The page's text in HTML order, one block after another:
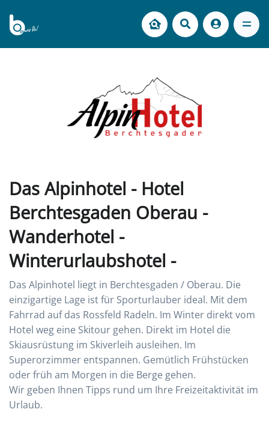
Das Alpinhotel - Hotel
Berchtesgaden Oberau -
Wanderhotel -
Winterurlaubshotel -
Das Alpinhotel liegt in Berchtesgaden / Oberau. Die
einzigartige Lage ist für Sporturlauber ideal. Mit dem
Fahrrad auf das Rossfeld Radeln. Im Winter direkt vom
Hotel weg eine Skitour gehen. Direkt im Hotel die
Skiausrüstung im Skiverleih ausleihen. Im
Superorzimmer entspannen. Gemütlich Frühstücken
oder früh am Morgen in die Berge gehen.
Wir geben Ihnen Tipps rund um Ihre Freizeitaktivität im
Urlaub.